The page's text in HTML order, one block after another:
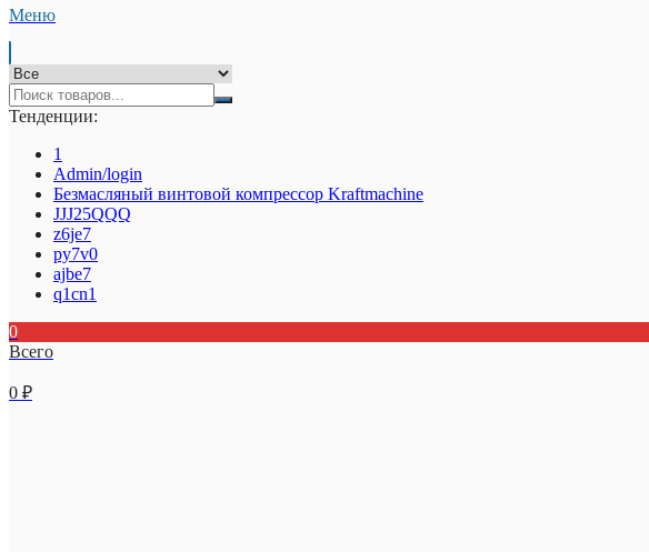
Меню
Тенденции:
1
Admin/login
Безмасляный винтовой компрессор Kraftmaсhine
JJJ25QQQ
z6je7
py7v0
ajbe7
q1cn1
0
Всего
0 ₽